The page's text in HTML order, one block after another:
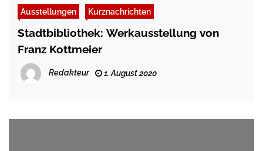
Ausstellungen Kurznachrichten
Stadtbibliothek: Werkausstellung von
Franz Kottmeier
Redakteur 1. August 2020